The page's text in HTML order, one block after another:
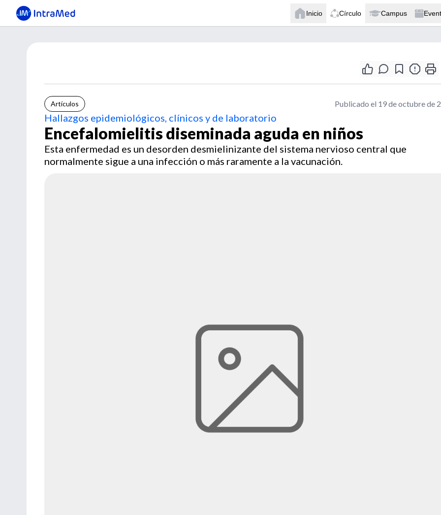
Inicio Círculo Campus
Artículos Publicado el 19 de octubre de
Hallazgos epidemiológicos, clínicos y de laboratorio
Encefalomielitis diseminada aguda en niños
Esta enfermedad es un desorden desmielinizante del sistema nervioso central que
normalmente sigue a una infección o más raramente a la vacunación.